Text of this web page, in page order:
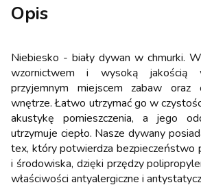
Opis
Niebiesko - biały dywan w chmurki.
wzornictwem i wysoką jakością
przyjemnym miejscem zabaw oraz
wnętrze. Łatwo utrzymać go w
akustykę pomieszczenia, a jego
utrzymuje ciepło. Nasze dywany
tex, który potwierdza bezpieczeństwo
i środowiska, dzięki przędzy
właściwości antyalergiczne i